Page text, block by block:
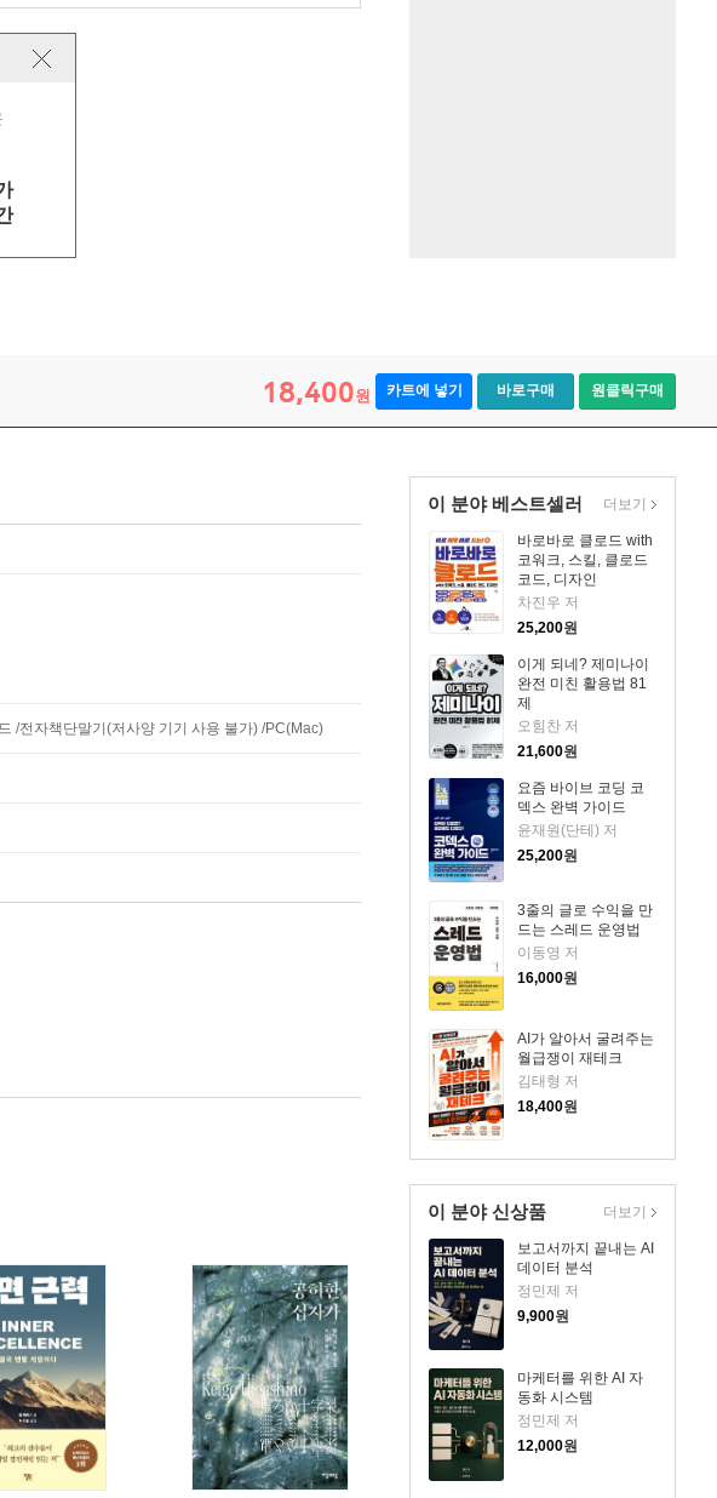
18,400원 카트에 넣기 바로구매 원클릭구매
이 분야 베스트셀러
바로바로 클로드 with
코워크, 스킬, 클로드
코드, 디자인
차진우 저
25,200원
이게 되네? 제미나이
완전 미친 활용법 81
제
오힘찬 저
21,600원
요즘 바이브 코딩 코
덱스 완벽 가이드
윤재원(단테) 저
25,200원
3줄의 글로 수익을 만
드는 스레드 운영법
이동영 저
16,000원
AI가 알아서 굴려주는
월급쟁이 재테크
김태형 저
18,400원
더보기
이 분야 신상품
보고서까지 끝내는 AI
데이터 분석
정민제 저
9,900원
마케터를 위한 AI 자
동화 시스템
정민제 저
12,000원
더보기
/전자책단말기(저사양 기기 사용 불가) /PC(Mac)